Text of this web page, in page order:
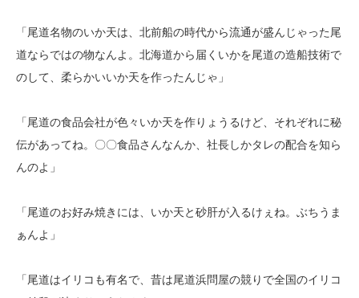
「尾道名物のいか天は、北前船の時代から流通が盛んじゃった尾
道ならではの物なんよ。北海道から届くいかを尾道の造船技術で
のして、柔らかいいか天を作ったんじゃ」
「尾道の食品会社が色々いか天を作りょうるけど、それぞれに秘
伝があってね。〇〇食品さんなんか、社長しかタレの配合を知ら
んのよ」
「尾道のお好み焼きには、いか天と砂肝が入るけぇね。ぶちうま
ぁんよ」
「尾道はイリコも有名で、昔は尾道浜問屋の競りで全国のイリコ